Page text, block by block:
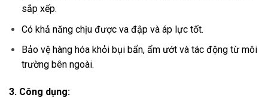
sắp xếp.
Có khả năng chịu được va đập và áp lực tốt.
Bảo vệ hàng hóa khỏi bụi bẩn, ẩm ướt và tác động từ môi
trường bên ngoài.
3. Công dụng: